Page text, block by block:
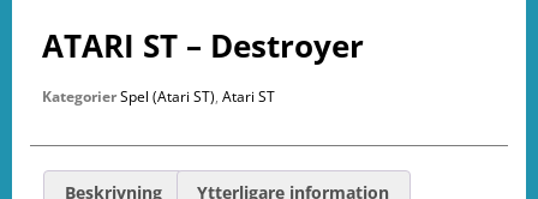
ATARI ST – Destroyer
KategorierSpel (Atari ST), Atari ST
Beskrivning Ytterligare information